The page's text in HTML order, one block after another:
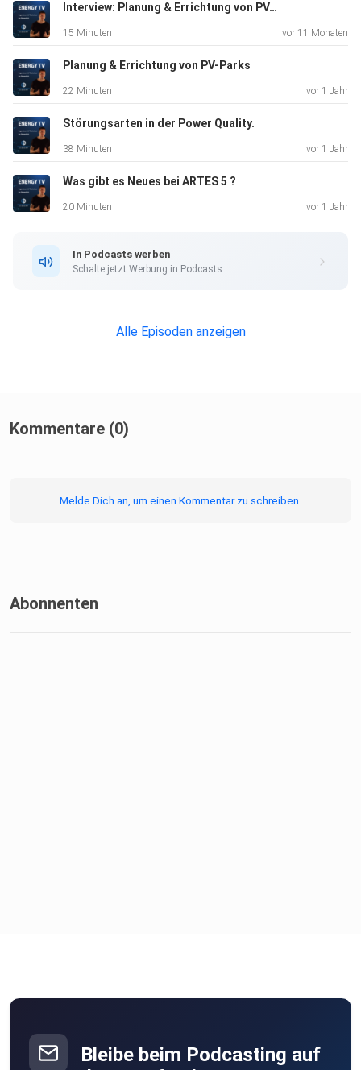
Interview: Planung & Errichtung von PV-Parks - Holger Lewanzik
15 Minuten vor 11 Monaten
Planung & Errichtung von PV-Parks
22 Minuten vor 1 Jahr
Störungsarten in der Power Quality.
38 Minuten vor 1 Jahr
Was gibt es Neues bei ARTES 5 ?
20 Minuten vor 1 Jahr
In Podcasts werben
Schalte jetzt Werbung in Podcasts.
Alle Episoden anzeigen
Kommentare (0)
Melde Dich an, um einen Kommentar zu schreiben.
Abonnenten
Bleibe beim Podcasting auf